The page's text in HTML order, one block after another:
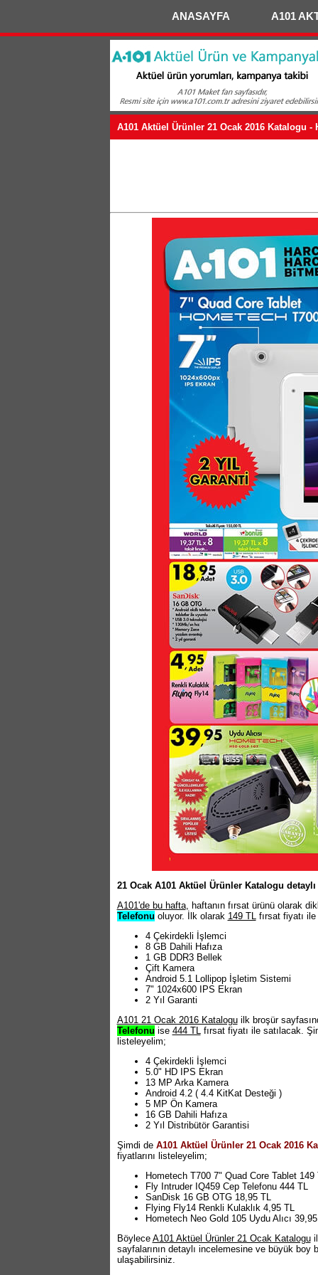
ANASAYFA A101
A101 Aktüel Ürünler 21 Ocak 2016 Katalogu -
21 Ocak A101 Aktüel Ürünler Katalogu
A101'de bu hafta, haftanın fırsat ürünü olarak
Telefonu oluyor. İlk olarak 149 TLfırsat fiyatı ile
4 Çekirdekli İşlemci
8 GB Dahili Hafıza
1 GB DDR3 Bellek
Çift Kamera
Android 5.1 Lollipop İşletim Sistemi
7" 1024x600 IPS Ekran
2 Yıl Garanti
A101 21 Ocak 2016 Kataloguilk broşür
Telefonu ise 444 TLfırsat fiyatı ile satılacak.
listeleyelim;
4 Çekirdekli İşlemci
5.0" HD IPS Ekran
13 MP Arka Kamera
Android 4.2 ( 4.4 KitKat Desteği )
5 MP Ön Kamera
16 GB Dahili Hafıza
2 Yıl Distribütör Garantisi
Şimdi de A101 Aktüel Ürünler 21 Ocak 2016
fiyatlarını listeleyelim;
Hometech T700 7" Quad Core Tablet 149
Fly Intruder IQ459 Cep Telefonu 444 TL
SanDisk 16 GB OTG 18,95 TL
Flying Fly14 Renkli Kulaklık 4,95 TL
Hometech Neo Gold 105 Uydu Alıcı
Böylece A101 Aktüel Ürünler 21 Ocak Katalogu
sayfalarının detaylı incelemesine ve büyük boy
ulaşabilirsiniz.